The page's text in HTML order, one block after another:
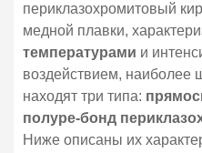
периклазохромитовый
медной плавки,
температурами и
воздействием, наиболее
находят три типа:
полуре-бонд
Ниже описаны их